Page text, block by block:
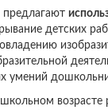
предлагают
детских
умений